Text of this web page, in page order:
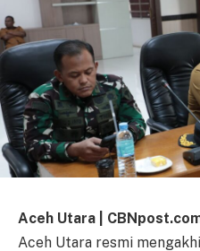
Aceh Utara |
Aceh Utara resmi